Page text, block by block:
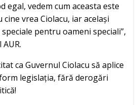
egal, vedem cum aceasta este
vrea Ciolacu, iar același
pentru oameni speciali”,
ca Guvernul Ciolacu să aplice
legislația, fără derogări